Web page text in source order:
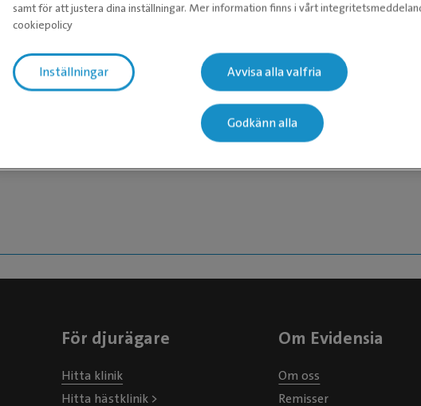
Kajsa M
För djurägare
Hitta klinik
Hitta hästklinik >
Om Evidensia
Om oss
Remisser
samt för att justera dina inställningar. Mer information finns i vårt
cookiepolicy
Inställningar Avvisa alla valfria
Godkänn alla